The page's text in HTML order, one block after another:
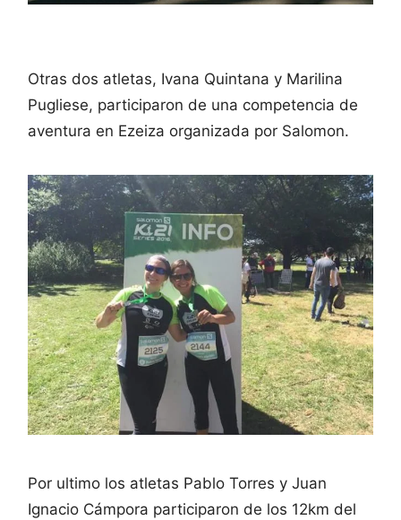
Otras dos atletas, Ivana Quintana y Marilina
Pugliese, participaron de una competencia de
aventura en Ezeiza organizada por Salomon.
Por ultimo los atletas Pablo Torres y Juan
Ignacio Cámpora participaron de los 12km del